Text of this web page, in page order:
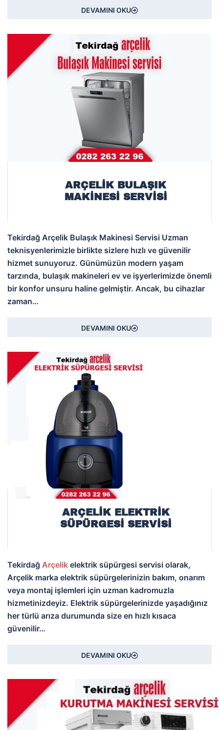
DEVAMINI OKU
ARÇELIK BULAŞIK
MAKINESI SERVISI
Tekirdağ Arçelik Bulaşık Makinesi Servisi Uzman
teknisyenlerimizle birlikte sizlere hızlı ve güvenilir
hizmet sunuyoruz. Günümüzün modern yaşam
tarzında, bulaşık makineleri ev ve işyerlerimizde önemli
bir konfor unsuru haline gelmiştir. Ancak, bu cihazlar
zaman…
DEVAMINI OKU
ARÇELIK ELEKTRİK
SÜPÜRGESİ SERVISI
Tekirdağ Arçelik elektrik süpürgesi servisi olarak,
Arçelik marka elektrik süpürgelerinizin bakım, onarım
veya montaj işlemleri için uzman kadromuzla
hizmetinizdeyiz. Elektrik süpürgelerinizde yaşadığınız
her türlü arıza durumunda size en hızlı kısaca
güvenilir…
DEVAMINI OKU